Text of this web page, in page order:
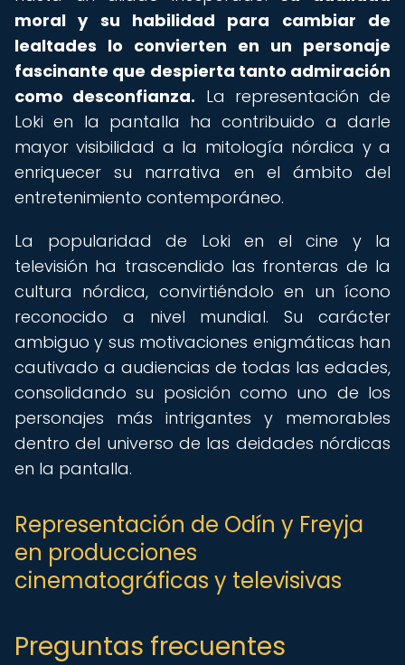
moral y su habilidad para cambiar de
lealtades lo convierten en un personaje
fascinante que despierta tanto admiración
como desconfianza. La representación de
Loki en la pantalla ha contribuido a darle
mayor visibilidad a la mitología nórdica y a
enriquecer su narrativa en el ámbito del
entretenimiento contemporáneo.
La popularidad de Loki en el cine y la
televisión ha trascendido las fronteras de la
cultura nórdica, convirtiéndolo en un ícono
reconocido a nivel mundial. Su carácter
ambiguo y sus motivaciones enigmáticas han
cautivado a audiencias de todas las edades,
consolidando su posición como uno de los
personajes más intrigantes y memorables
dentro del universo de las deidades nórdicas
en la pantalla.
Representación de Odín y Freyja
en producciones
cinematográficas y televisivas
Preguntas frecuentes